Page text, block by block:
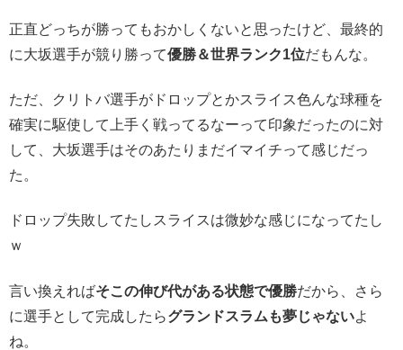
正直どっちが勝ってもおかしくないと思ったけど、最終的
に大坂選手が競り勝って優勝＆世界ランク1位だもんな。
ただ、クリトバ選手がドロップとかスライス色んな球種を
確実に駆使して上手く戦ってるなーって印象だったのに対
して、大坂選手はそのあたりまだイマイチって感じだっ
た。
ドロップ失敗してたしスライスは微妙な感じになってたし
ｗ
言い換えればそこの伸び代がある状態で優勝だから、さら
に選手として完成したらグランドスラムも夢じゃないよ
ね。